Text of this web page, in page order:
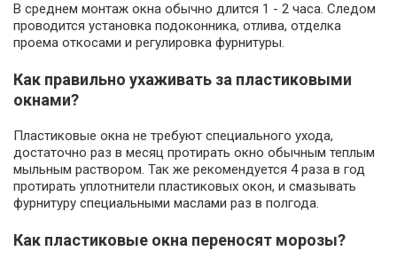
В среднем монтаж окна обычно длится 1 - 2 часа. Следом
проводится установка подоконника, отлива, отделка
проема откосами и регулировка фурнитуры.
Как правильно ухаживать за пластиковыми
окнами?
Пластиковые окна не требуют специального ухода,
достаточно раз в месяц протирать окно обычным теплым
мыльным раствором. Так же рекомендуется 4 раза в год
протирать уплотнители пластиковых окон, и смазывать
фурнитуру специальными маслами раз в полгода.
Как пластиковые окна переносят морозы?